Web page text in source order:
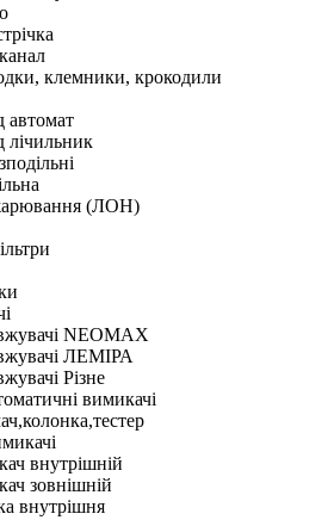
клемники, крокодили
автомат
лічильник
(ЛОН)
NEOMAX
ЛЕМІРА
Різне
вимикачі
внутрішній
зовнішній
внутрішня